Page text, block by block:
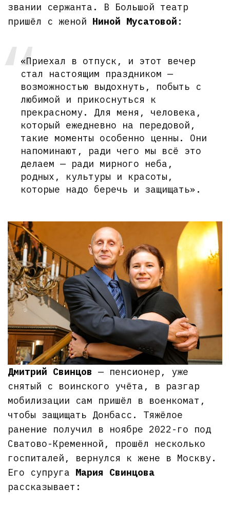
звании сержанта. В Большой театр
пришёл с женой Ниной Мусатовой :
«Приехал в отпуск, и этот вечер
стал настоящим праздником —
возможностью выдохнуть, побыть с
любимой и прикоснуться к
прекрасному. Для меня, человека,
который ежедневно на передовой,
такие моменты особенно ценны. Они
напоминают, ради чего мы всё это
делаем — ради мирного неба,
родных, культуры и красоты,
которые надо беречь и защищать».
Дмитрий Свинцов — пенсионер, уже
снятый с воинского учёта, в разгар
мобилизации сам пришёл в военкомат,
чтобы защищать Донбасс. Тяжёлое
ранение получил в ноябре 2022-го под
Сватово-Кременной, прошёл несколько
госпиталей, вернулся к жене в Москву.
Его супруга Мария Свинцова
рассказывает: